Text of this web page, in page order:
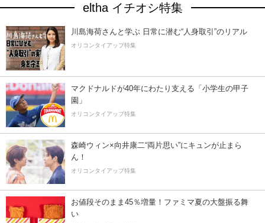
eltha イチオシ特集
川島海荷さんと学ぶ 日常に潜む“人身取引”のリアル
オリコンタイアップ特集
マクドナルドが40年にわたり支える「小学生の甲子
園」
オリコンタイアップ特集
森崎ウィン×向井康二“両片思い”にキュンが止まら
ん！
オリコンタイアップ特集
お値段そのまま45％増量！ファミマ夏の大盤振る舞
い